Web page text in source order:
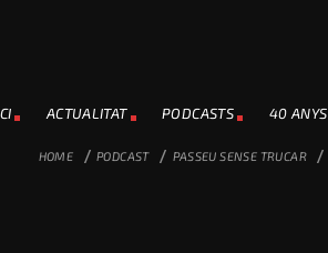
ACTUALITAT PODCASTS 40 ANYS
HOME / PODCAST / PASSEU SENSE TRUCAR /